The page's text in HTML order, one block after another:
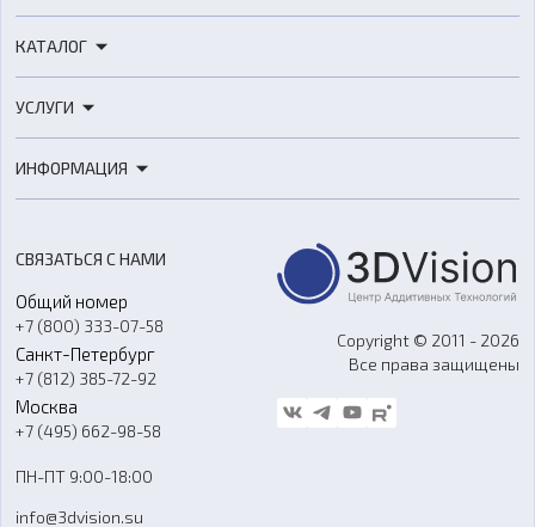
КАТАЛОГ
3D-сканеры
Расходные материалы
Оборудование и материалы для вакуумного литья
Аксессуары и прочее оборудование
Программное обеспечение
УСЛУГИ
3D-моделирование
Ремонт и услуги
ИНФОРМАЦИЯ
О компании
Контакты
Гос. закупки
Стать дилером
Блог
FAQ
СВЯЗАТЬСЯ С НАМИ
Общий номер
+7 (800) 333-07-58
Санкт-Петербург
+7 (812) 385-72-92
Москва
+7 (495) 662-98-58
ПН-ПТ 9:00-18:00
info@3dvision.su
Copyright © 2011 - 2026
Все права защищены